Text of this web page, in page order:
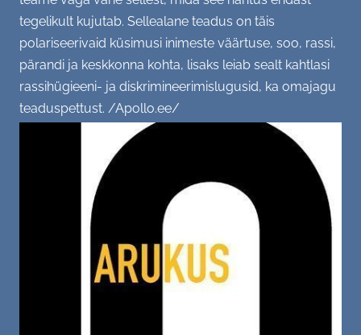
Üritused
Büroo
Varia
tegelikult kujutab. Sellealane teadus on täis
polariseerivaid küsimusi inimeste väärtuse, soo, rassi,
pärandi ja keskkonna kohta, lisaks leiab sealt kahtlasi
rassihügieeni- ja diskrimineerimislugusid, ka omajagu
teaduspettust. /Apollo.ee/